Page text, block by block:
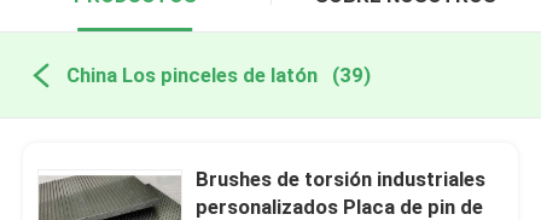
China Los pinceles de latón (39)
Brushes de torsión industriales
personalizados Placa de pin de